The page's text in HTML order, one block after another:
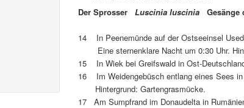
Der Sprosser
Luscinia lusciniaGesänge
14 In Peenemünde auf der Ostseeinsel
Eine sternenklare Nacht um 0:30 Uhr.
15 In Wiek bei Greifswald in Ost-
16 Im Weidengebüsch entlang eines Sees
Hintergrund: Gartengrasmücke.
17 Am Sumpfrand im Donaudelta in